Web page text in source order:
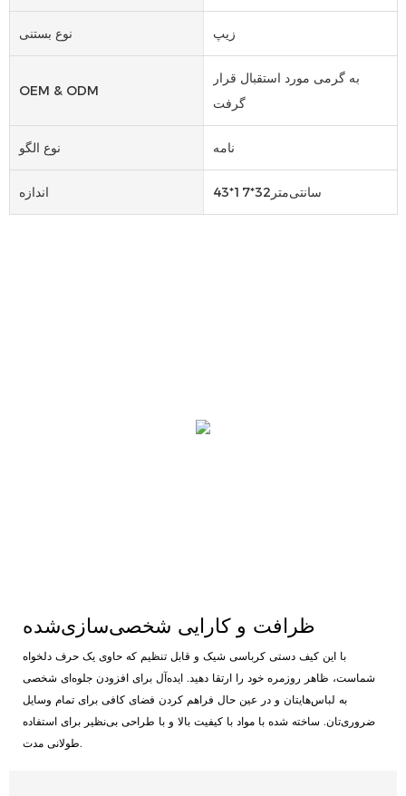
نوع بستنی زیپ
OEM & ODM
به گرمی مورد استقبال قرار
گرفت
نوع الگو نامه
اندازه سانتی‌متر32*17*43
با این کیف دستی کرباسی شیک و قابل تنظیم که حاوی یک حرف دلخواه
شماست، ظاهر روزمره خود را ارتقا دهید. ایده‌آل برای افزودن جلوه‌ای شخصی
به لباس‌هایتان و در عین حال فراهم کردن فضای کافی برای تمام وسایل
ضروری‌تان. ساخته شده با مواد با کیفیت بالا و با طراحی بی‌نظیر برای استفاده
طولانی مدت.